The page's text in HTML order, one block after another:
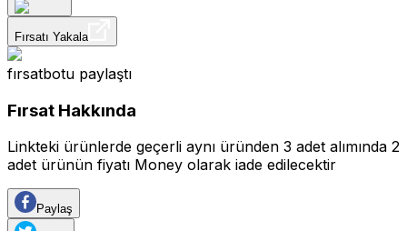
Fırsatı Yakala
fırsatbotu paylaştı
Fırsat Hakkında
Linkteki ürünlerde geçerli aynı üründen 3 adet alımında 2
adet ürünün fiyatı Money olarak iade edilecektir
Paylaş